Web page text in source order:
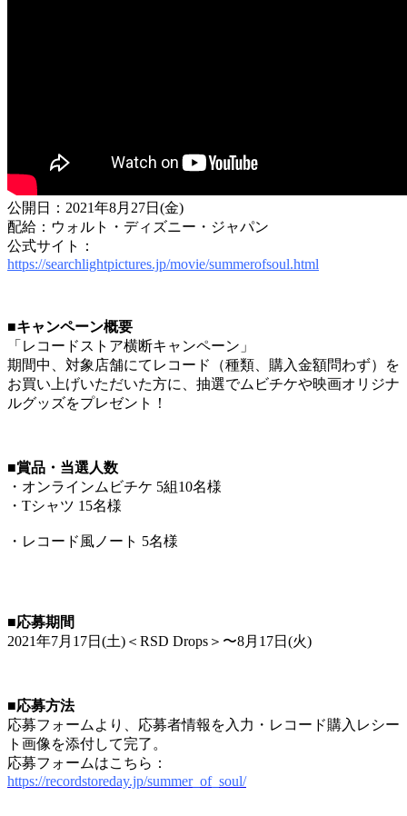
公開日：2021年8月27日(金)
配給：ウォルト・ディズニー・ジャパン
公式サイト：
https://searchlightpictures.jp/movie/summerofsoul.html
■キャンペーン概要
「レコードストア横断キャンペーン」
期間中、対象店舗にてレコード（種類、購入金額問わず）を
お買い上げいただいた方に、抽選でムビチケや映画オリジナ
ルグッズをプレゼント！
■賞品・当選人数
・オンラインムビチケ 5組10名様
・Tシャツ 15名様
・レコード風ノート 5名様
■応募期間
2021年7月17日(土)＜RSD Drops＞〜8月17日(火)
■応募方法
応募フォームより、応募者情報を入力・レコード購入レシー
ト画像を添付して完了。
応募フォームはこちら：
https://recordstoreday.jp/summer_of_soul/